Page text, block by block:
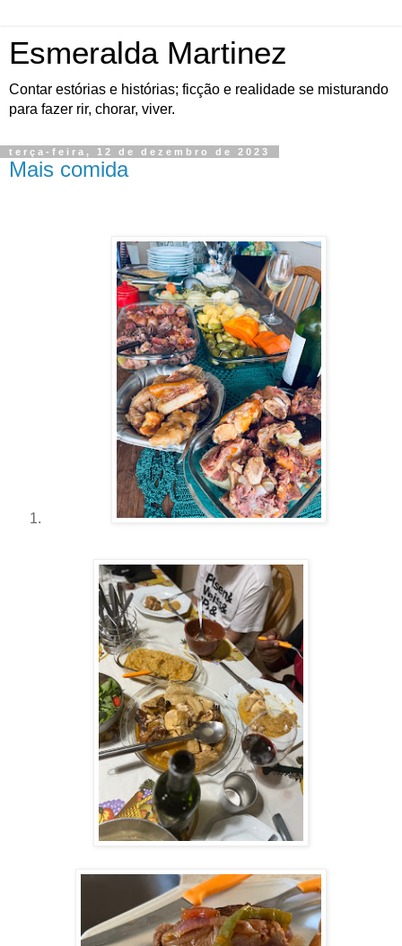
Esmeralda Martinez
Contar estórias e histórias; ficção e realidade se misturando
para fazer rir, chorar, viver.
terça-feira, 12 de dezembro de 2023
Mais comida